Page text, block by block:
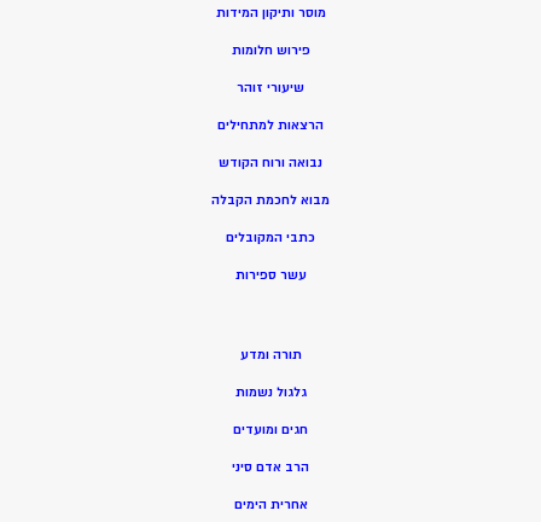
מוסר ותיקון המידות
פירוש חלומות
שיעורי זוהר
הרצאות למתחילים
נבואה ורוח הקודש
מבוא לחכמת הקבלה
כתבי המקובלים
עשר ספירות
תורה ומדע
גלגול נשמות
חגים ומועדים
הרב אדם סיני
אחרית הימים